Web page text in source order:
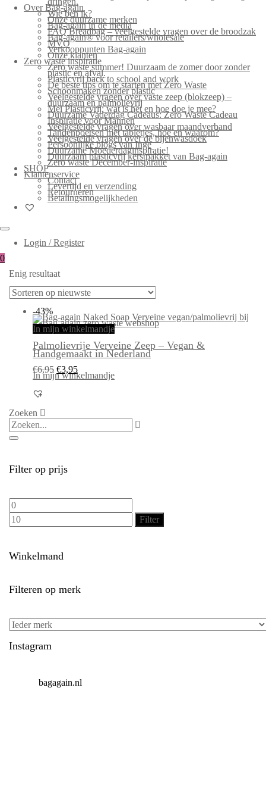
Over Bag-again
Wie ben ik?
Onze duurzame merken
Bag-again in de media
FAQ Breadbag – veelgestelde vragen over de broodzak
Bag-again® voor retailers/wholesale
MVO
Verkooppunten Bag-again
Onze klanten
Zero waste inspiratie
Zero waste summer! Duurzaam de zomer door zonder
plastic en afval.
Plasticvrij back to school and work
De beste tips om te starten met Zero Waste
Schoonmaken zonder plastic
Veelgestelde vragen over vaste zeep (blokzeep) –
duurzaam en palmolievrij
Mei Plasticvrij: wat is het en hoe doe je mee?
Duurzame Vaderdag Cadeaus: Zero Waste Cadeau
Inspiratie voor Mannen
Veelgestelde vragen over wasbaar maandverband
Tandenpoetsen met tabletjes, hoe en waarom?
Veelgestelde vragen over de bijenwasdoek
Persoonlijke blogs van Inge
Duurzame Moederdaginspiratie!
Duurzaam plasticvrij kerstpakket van Bag-again
Zero waste December-inspiratie
SHOP
Klantenservice
Contact
Levertijd en verzending
Retourneren
Betalingsmogelijkheden
Login / Register
0
Enig resultaat
-43%
In mijn winkelmandje
Palmolievrije Verveine Zeep – Vegan &
Handgemaakt in Nederland
€6,95 Oorspronkelijke
prijs
was:
€3,95Huidige
prijs
is:
In mijn winkelmandje
Zoeken
Filter op prijs
Min.
prijs
Max.
Filter
Winkelmand
Filteren op merk
Instagram
bagagain.nl